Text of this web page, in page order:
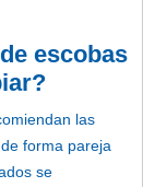
escobas
las
forma pareja
se